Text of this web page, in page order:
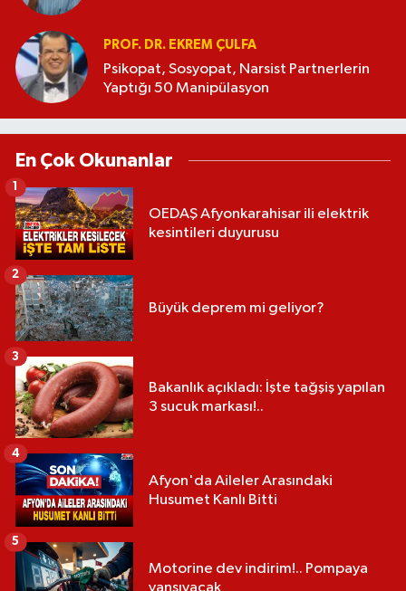
PROF. DR. EKREM ÇULFA
Psikopat, Sosyopat, Narsist Partnerlerin
Yaptığı 50 Manipülasyon
En Çok Okunanlar
OEDAŞ Afyonkarahisar ili elektrik
kesintileri duyurusu
1
Büyük deprem mi geliyor?
2
Bakanlık açıkladı: İşte tağşiş yapılan
3 sucuk markası!..
3
Afyon'da Aileler Arasındaki
Husumet Kanlı Bitti
4
Motorine dev indirim!.. Pompaya
yansıyacak
5